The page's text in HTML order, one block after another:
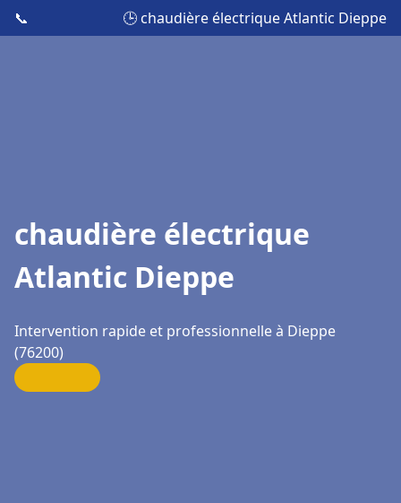
📞 🕒 chaudière électrique Atlantic Dieppe
chaudière électrique
Atlantic Dieppe
Intervention rapide et professionnelle à Dieppe
(76200)